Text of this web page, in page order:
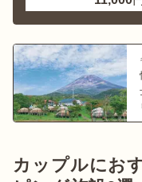
カップルにお